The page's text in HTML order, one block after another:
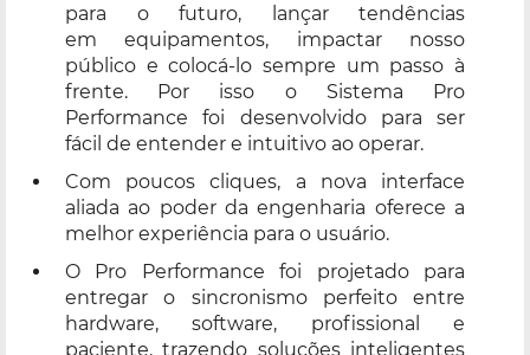
para o futuro, lançar tendências
em equipamentos, impactar nosso
público e colocá-lo sempre um passo à
frente. Por isso o Sistema Pro
Performance foi desenvolvido para ser
fácil de entender e intuitivo ao operar.
Com poucos cliques, a nova interface
aliada ao poder da engenharia oferece a
melhor experiência para o usuário.
O Pro Performance foi projetado para
entregar o sincronismo perfeito entre
hardware, software, profissional e
paciente, trazendo soluções inteligentes